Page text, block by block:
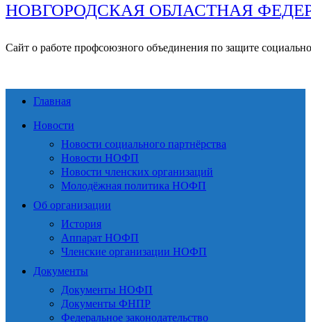
НОВГОРОДСКАЯ ОБЛАСТНАЯ
Сайт о работе профсоюзного объединения по защите
Главная
Новости
Новости социального партнёрства
Новости НОФП
Новости членских организаций
Молодёжная политика НОФП
Об организации
История
Аппарат НОФП
Членские организации НОФП
Документы
Документы НОФП
Документы ФНПР
Федеральное законодательство